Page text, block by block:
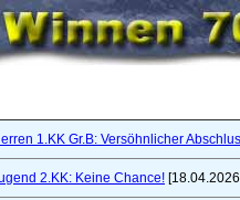
1.KK Gr.B: Versöhnlicher
2.KK: Keine Chance!